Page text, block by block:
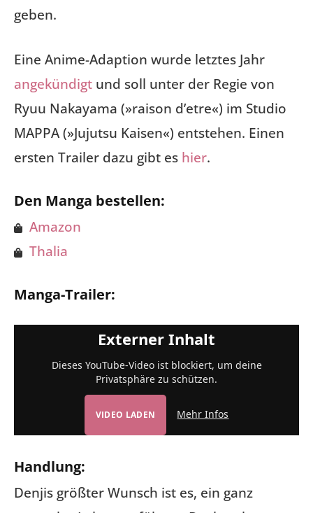
geben.
Eine Anime-Adaption wurde letztes Jahr
angekündigt und soll unter der Regie von
Ryuu Nakayama (»raison d’etre«) im Studio
MAPPA (»Jujutsu Kaisen«) entstehen. Einen
ersten Trailer dazu gibt es hier.
Den Manga bestellen:
Amazon
Thalia
Manga-Trailer:
Externer Inhalt
Dieses YouTube-Video ist blockiert, um deine
Privatsphäre zu schützen.
VIDEO LADEN Mehr Infos
Handlung:
Denjis größter Wunsch ist es, ein ganz